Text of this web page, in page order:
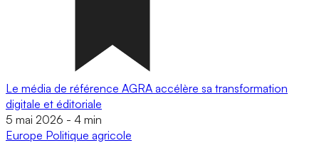
Le média de référence AGRA accélère sa transformation
digitale et éditoriale
5 mai 2026 - 4 min
Europe Politique agricole